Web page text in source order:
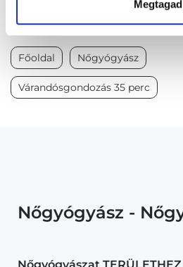
Megtagad
Főoldal Nőgyógyász
Várandósgondozás 35 perc
Nőgyógyász -